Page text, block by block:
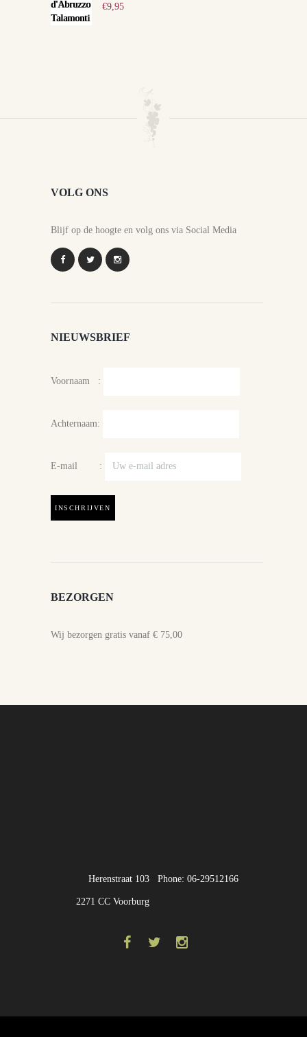
€9,95
VOLG ONS
Blijf op de hoogte en volg ons via Social Media
NIEUWSBRIEF
Voornaam :
Achternaam:
E-mail :
BEZORGEN
Wij bezorgen gratis vanaf € 75,00
Phone: 06-29512166
Herenstraat 103
2271 CC Voorburg